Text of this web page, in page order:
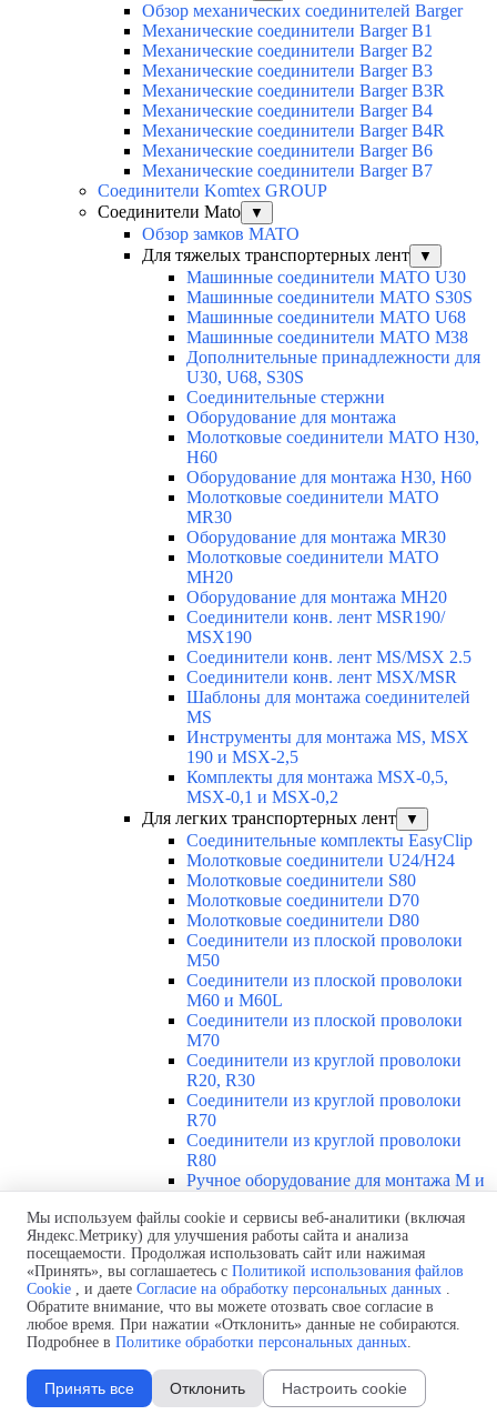
Обзор механических соединителей Barger
Механические соединители Barger B1
Механические соединители Barger B2
Механические соединители Barger B3
Механические соединители Barger B3R
Механические соединители Barger B4
Механические соединители Barger B4R
Механические соединители Barger B6
Механические соединители Barger B7
Соединители Komtex GROUP
Соединители Mato
▼
Обзор замков MATO
Для тяжелых транспортерных лент
▼
Машинные соединители MATO U30
Машинные соединители MATO S30S
Машинные соединители MATO U68
Машинные соединители MATO M38
Дополнительные принадлежности для
U30, U68, S30S
Соединительные стержни
Оборудование для монтажа
Молотковые соединители MATO H30,
H60
Оборудование для монтажа H30, H60
Молотковые соединители MATO
MR30
Оборудование для монтажа MR30
Молотковые соединители MATO
MH20
Оборудование для монтажа MH20
Соединители конв. лент MSR190/
MSX190
Соединители конв. лент MS/MSX 2.5
Соединители конв. лент MSX/MSR
Шаблоны для монтажа соединителей
MS
Инструменты для монтажа MS, MSX
190 и MSX-2,5
Комплекты для монтажа MSX-0,5,
MSX-0,1 и MSX-0,2
Для легких транспортерных лент
▼
Соединительные комплекты EasyClip
Молотковые соединители U24/H24
Молотковые соединители S80
Молотковые соединители D70
Молотковые соединители D80
Соединители из плоской проволоки
M50
Соединители из плоской проволоки
M60 и M60L
Соединители из плоской проволоки
M70
Соединители из круглой проволоки
R20, R30
Соединители из круглой проволоки
R70
Соединители из круглой проволоки
R80
Ручное оборудование для монтажа M и
Гидравлическое оборудование для
монтажа M и R
Спиральные соединители Y
Соединители MLT ▼
Обзор соединений MLT
Привинчиваемое соединение Super Screw
Гибкое привинчиваемое соединение Super-
Гибкое привинчиваемое соединение Super-
Screw Evolution
Мы используем файлы cookie и сервисы веб-аналитики (включая
Яндекс.Метрику) для улучшения работы сайта и анализа
посещаемости. Продолжая использовать сайт или нажимая
«Принять», вы соглашаетесь с Политикой использования файлов
Cookie , и даете Согласие на обработку персональных данных .
Обратите внимание, что вы можете отозвать свое согласие в
любое время. При нажатии «Отклонить» данные не собираются.
Подробнее в Политике обработки персональных данных.
Принять все Отклонить Настроить cookie